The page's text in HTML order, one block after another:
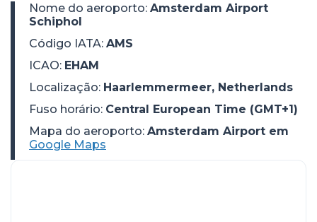
Nome do aeroporto: Amsterdam Airport
Schiphol
Código IATA: AMS
ICAO: EHAM
Localização: Haarlemmermeer, Netherlands
Fuso horário: Central European Time (GMT+1)
Mapa do aeroporto: Amsterdam Airport em
Google Maps